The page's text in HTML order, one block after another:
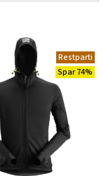
Restparti
Spar 74%